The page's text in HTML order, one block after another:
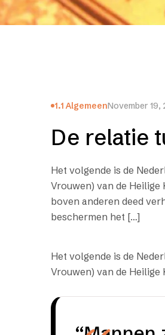
1.1 AlgemeenNovember 19,
De relatie
Het volgende is de
Vrouwen) van de
boven anderen deed
beschermen het […]
Het volgende is de
Vrouwen) van de Heilige